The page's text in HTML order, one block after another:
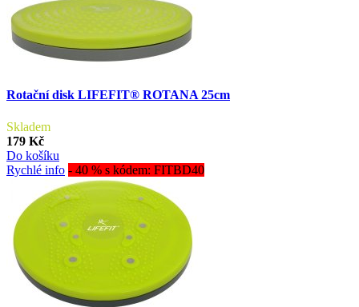
Rotační disk LIFEFIT® ROTANA 25cm
Skladem
179 Kč
Do košíku
Rychlé info - 40 % s kódem: FITBD40